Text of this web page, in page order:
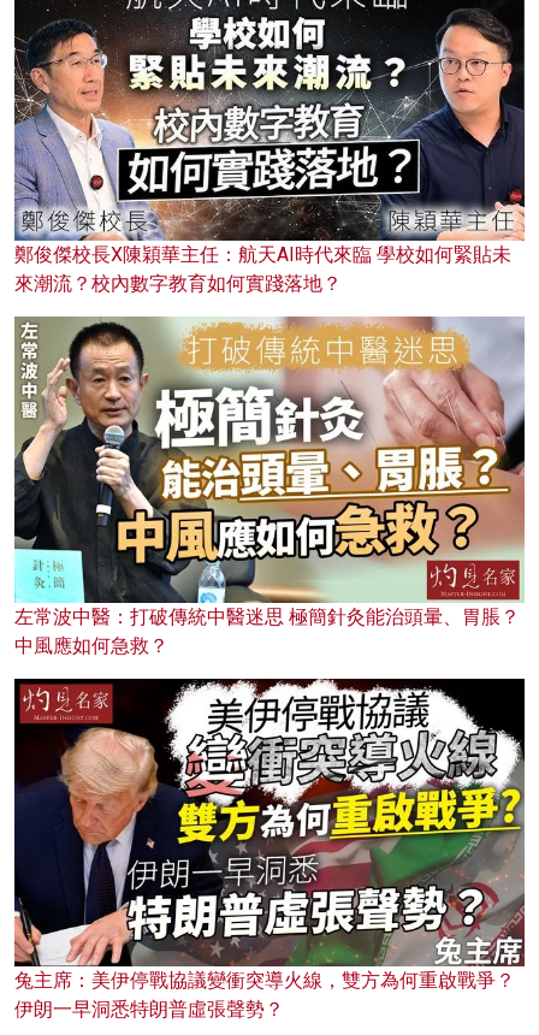
鄭俊傑校長X陳穎華主任：航天AI時代來臨 學校如何緊貼未
來潮流？校內數字教育如何實踐落地？
左常波中醫：打破傳統中醫迷思 極簡針灸能治頭暈、胃脹？
中風應如何急救？
兔主席：美伊停戰協議變衝突導火線，雙方為何重啟戰爭？
伊朗一早洞悉特朗普虛張聲勢？